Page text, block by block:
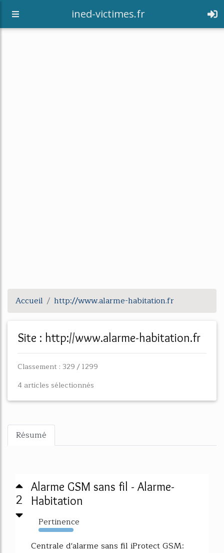
ined-victimes.fr
Accueil http://www.alarme-habitation.fr
Site : http://www.alarme-habitation.fr
Classement : 329 / 1299
4 articles sélectionnés
Résumé
2
Alarme GSM sans fil - Alarme-
Habitation
Pertinence
2235%
Centrale d'alarme sans fil iProtect GSM: